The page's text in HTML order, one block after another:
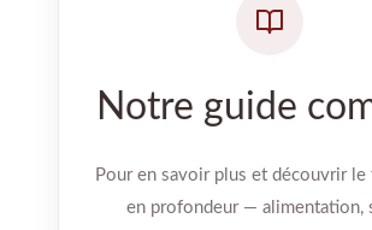
Notre guide
Pour en savoir plus et découvrir le
en profondeur — alimentation,